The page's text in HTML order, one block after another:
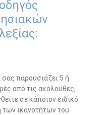
σας παρουσιάζει 5 ή
από τις ακόλουθες,
σε κάποιον ειδικό
ικανοτήτων του.